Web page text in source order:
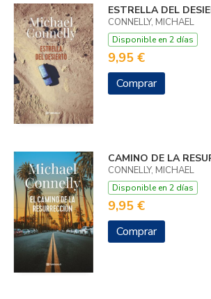
ESTRELLA DEL
CONNELLY, MICHAEL
Disponible en 2 días
9,95 €
Comprar
CAMINO DE LA
CONNELLY, MICHAEL
Disponible en 2 días
9,95 €
Comprar